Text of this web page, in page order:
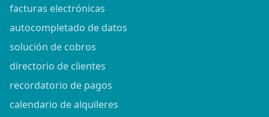
facturas electrónicas
autocompletado de datos
solución de cobros
directorio de clientes
recordatorio de pagos
calendario de alquileres